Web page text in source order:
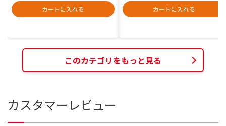
カートに入れる
カートに入れる
このカテゴリをもっと見る
カスタマーレビュー